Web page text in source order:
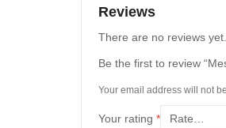
Reviews
There are no reviews yet.
Be the first to review
Your email address will not
Your rating *